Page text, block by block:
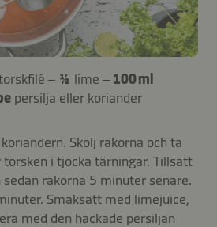
– ½ lime – 100 ml
persilja eller koriander
Skölj räkorna och ta
torsken i tjocka tärningar. Tillsätt
räkorna 5 minuter senare.
Smaksätt med limejuice,
med den hackade persiljan